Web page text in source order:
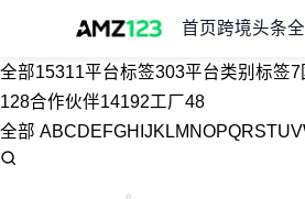
首页 跨境头条
全部15311平台标签303平台类别标签7
128合作伙伴14192工厂48
全部 ABCDEFGH JK LM NOPQRSTUV